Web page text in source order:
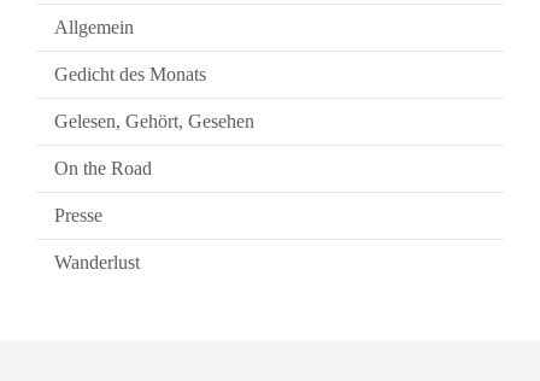
Allgemein
Gedicht des Monats
Gelesen, Gehört, Gesehen
On the Road
Presse
Wanderlust